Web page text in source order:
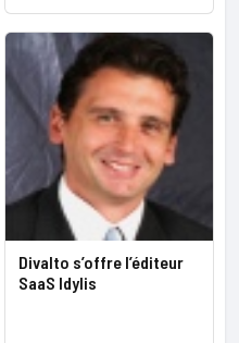
Divalto s’offre l’éditeur
SaaS Idylis